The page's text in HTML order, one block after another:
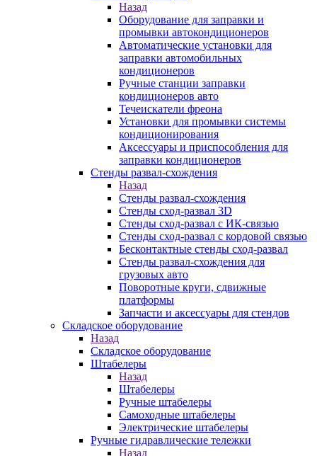
Назад
Оборудование для заправки и
промывки автокондиционеров
Автоматические установки для
заправки автомобильных
кондиционеров
Ручные станции заправки
кондиционеров авто
Течеискатели фреона
Установки для промывки системы
кондиционирования
Аксессуары и приспособления для
заправки кондиционеров
Стенды развал-схождения
Назад
Стенды развал-схождения
Стенды сход-развал 3D
Стенды сход-развал с ИК-связью
Стенды сход-развал с кордовой связью
Бесконтактные стенды сход-развал
Стенды развал-схождения для
грузовых авто
Поворотные круги, сдвижные
платформы
Запчасти и аксессуары для стендов
Складское оборудование
Назад
Складское оборудование
Штабелеры
Назад
Штабелеры
Ручные штабелеры
Самоходные штабелеры
Электрические штабелеры
Ручные гидравлические тележки
Назад